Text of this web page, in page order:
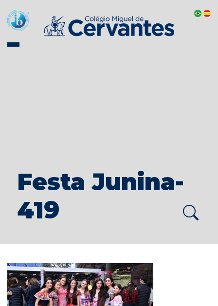
Festa Junina-
419